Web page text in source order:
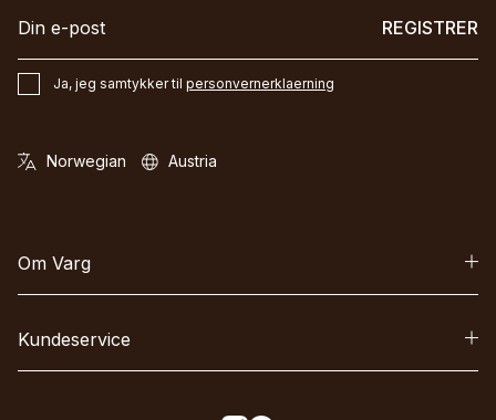
REGISTRER
Ja, jeg samtykker til personvernerklaerning
Om Varg
Kundeservice